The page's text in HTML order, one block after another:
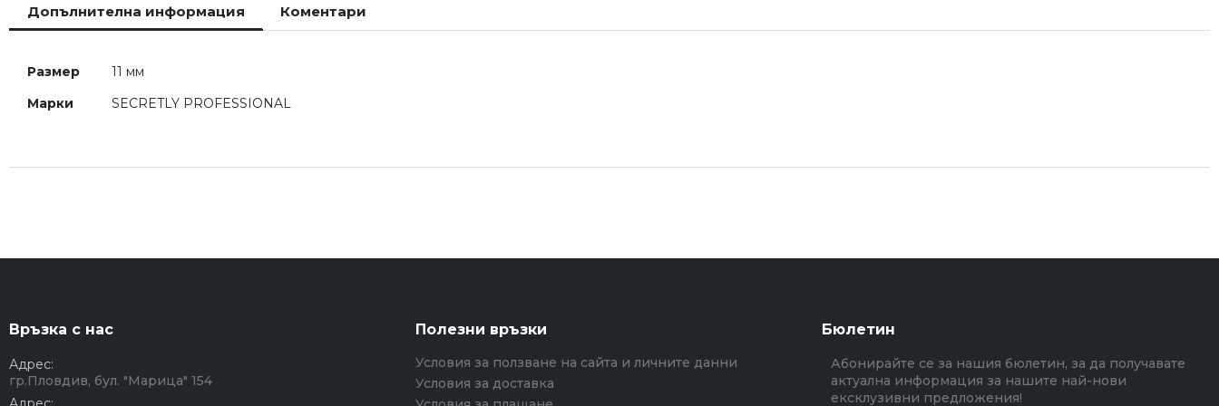
началото
на
със
Допълнителна информация
Допълнителна
информация
Размер
11 мм
Марки
SECRETLY PROFESSIONAL
Коментари
Връзка с нас
Адрес:
гр.Пловдив, бул. "Марица" 154
Полезни връзки
Условия за ползване на сайта и личните данни
Условия за доставка
Бюлетин
Абонирайте се за нашия бюлетин, за да получавате
актуална информация за нашите най-нови
ексклузивни предложения!